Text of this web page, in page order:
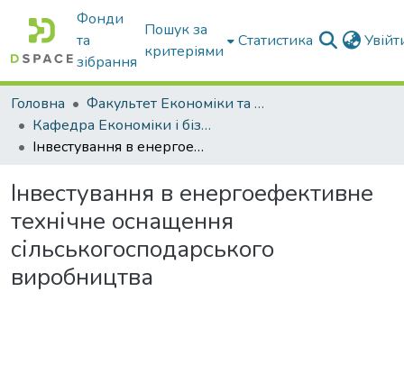
Фонди
та
зібрання
Пошук за
критеріями
Статистика
Головна
Факультет Економіки та бізнесу
Кафедра Економіки і бізнесу
Інвестування в енергоефективне технічне оснащення сільськогосподарського виробництва
Інвестування в енергоефективне
технічне оснащення
сільськогосподарського
виробництва